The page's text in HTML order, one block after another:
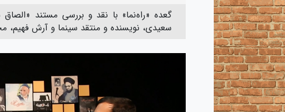
گعده «راه‌نما» با نقد و بررسی مستند «الصاق
سعیدی، نویسنده و منتقد سینما و آرش فهیم،